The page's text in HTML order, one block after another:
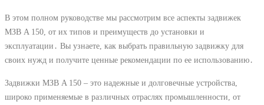
В этом полном руководстве мы рассмотрим все аспекты задвижек
МЗВ A 150, от их типов и преимуществ до установки и
эксплуатации․ Вы узнаете, как выбрать правильную задвижку для
своих нужд и получите ценные рекомендации по ее использованию․
Задвижки МЗВ A 150 – это надежные и долговечные устройства,
широко применяемые в различных отраслях промышленности, от